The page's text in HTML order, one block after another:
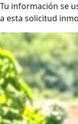
Tu información se
a esta solicitud